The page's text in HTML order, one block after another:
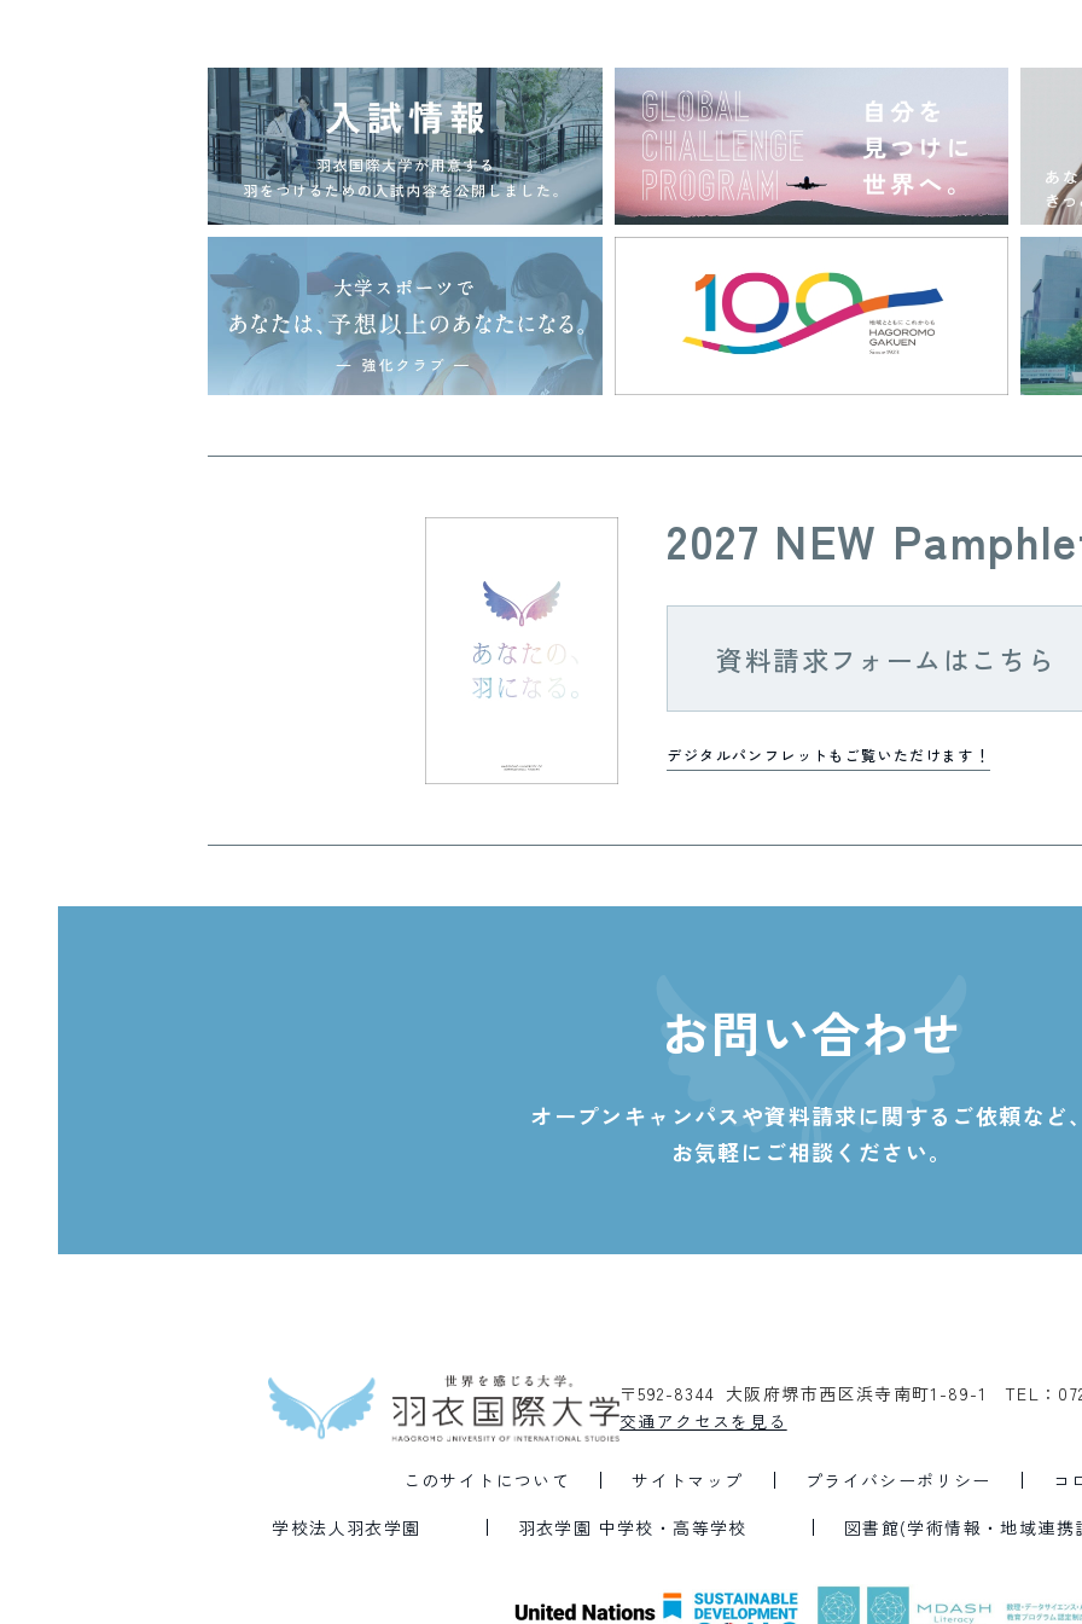
2027 NEW
資料請求フォームはこちら
デジタルパンフレットもご覧いただけます！
お問い合わせ
オープンキャンパスや資料請求に関する ご依頼など
お気軽にご相談ください。
〒592-8344 大阪府堺市西区浜寺南町1-89-1
TEL：
交通アクセスを見る
このサイトについて サイトマップ プライバシーポリシー
コ
学校法人羽衣学園
羽衣学園 中学校・高等学校 図書館(学術情報・地域連携